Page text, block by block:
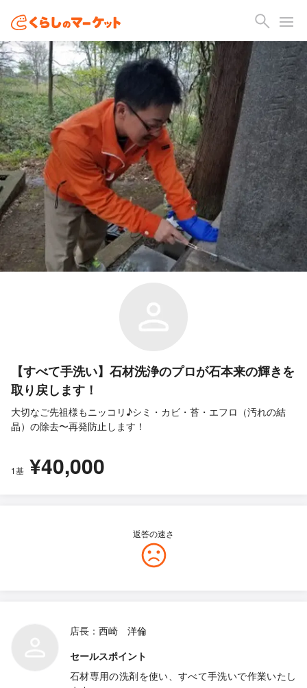
【すべて手洗い】石材洗浄のプロが石本来の輝きを
取り戻します！
大切なご先祖様もニッコリ♪シミ・カビ・苔・エフロ（汚れの結
晶）の除去〜再発防止します！
1基 ¥40,000
返答の速さ
店長：西崎 洋倫
セールスポイント
石材専用の洗剤を使い、すべて手洗いで作業いたし